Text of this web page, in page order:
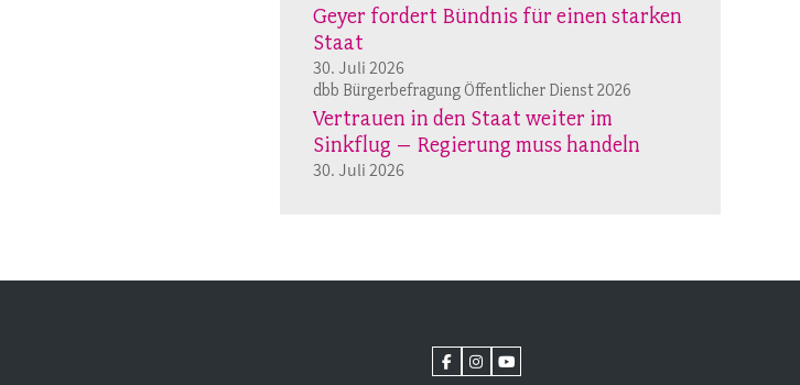
Geyer fordert Bündnis für einen starken
Staat
30. Juli 2026
dbb Bürgerbefragung Öffentlicher Dienst 2026
Vertrauen in den Staat weiter im
Sinkflug – Regierung muss handeln
30. Juli 2026